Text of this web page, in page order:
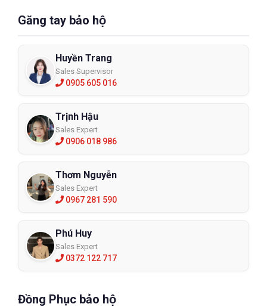
Găng tay bảo hộ
Huyền Trang
Sales Supervisor
0905 605 016
Trịnh Hậu
Sales Expert
0906 018 986
Thơm Nguyễn
Sales Expert
0967 281 590
Phú Huy
Sales Expert
0372 122 717
Đồng Phục bảo hộ